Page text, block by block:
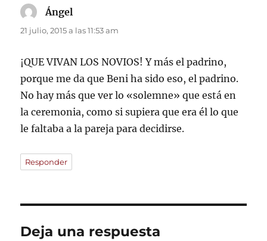
Ángel
21 julio, 2015 a las 11:53 am
¡QUE VIVAN LOS NOVIOS! Y más el padrino,
porque me da que Beni ha sido eso, el padrino.
No hay más que ver lo «solemne» que está en
la ceremonia, como si supiera que era él lo que
le faltaba a la pareja para decidirse.
Responder
Deja una respuesta